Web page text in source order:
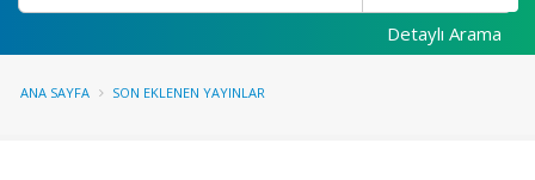
Detaylı Arama
ANA SAYFA SON EKLENEN YAYINLAR